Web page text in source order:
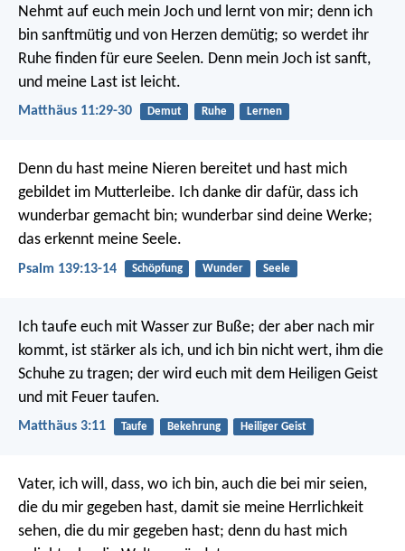
Nehmt auf euch mein Joch und lernt von mir; denn ich
bin sanftmütig und von Herzen demütig; so werdet ihr
Ruhe finden für eure Seelen. Denn mein Joch ist sanft,
und meine Last ist leicht.
Matthäus 11:29-30 Demut Ruhe Lernen
Denn du hast meine Nieren bereitet und hast mich
gebildet im Mutterleibe. Ich danke dir dafür, dass ich
wunderbar gemacht bin; wunderbar sind deine Werke;
das erkennt meine Seele.
Psalm 139:13-14 Schöpfung Wunder Seele
Ich taufe euch mit Wasser zur Buße; der aber nach mir
kommt, ist stärker als ich, und ich bin nicht wert, ihm die
Schuhe zu tragen; der wird euch mit dem Heiligen Geist
und mit Feuer taufen.
Matthäus 3:11 Taufe Bekehrung Heiliger Geist
Vater, ich will, dass, wo ich bin, auch die bei mir seien,
die du mir gegeben hast, damit sie meine Herrlichkeit
sehen, die du mir gegeben hast; denn du hast mich